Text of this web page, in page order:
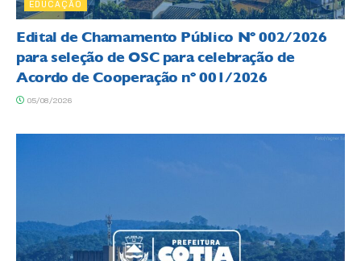
EDUCAÇÃO
Edital de Chamamento Público Nº 002/2026
para seleção de OSC para celebração de
Acordo de Cooperação nº 001/2026
05/08/2026